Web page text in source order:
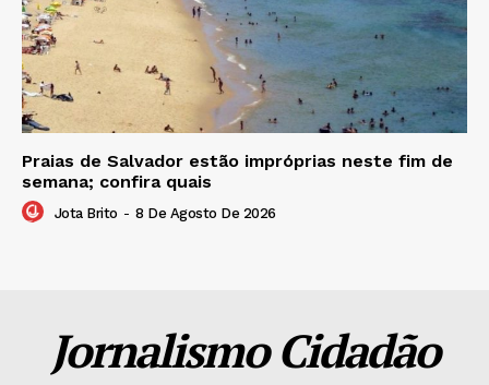
Praias de Salvador estão impróprias neste fim de
semana; confira quais
Jota Brito - 8 De Agosto De 2026
Jornalismo Cidadão